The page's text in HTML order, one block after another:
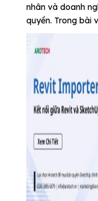
nhân và doanh
quyền. Trong bài